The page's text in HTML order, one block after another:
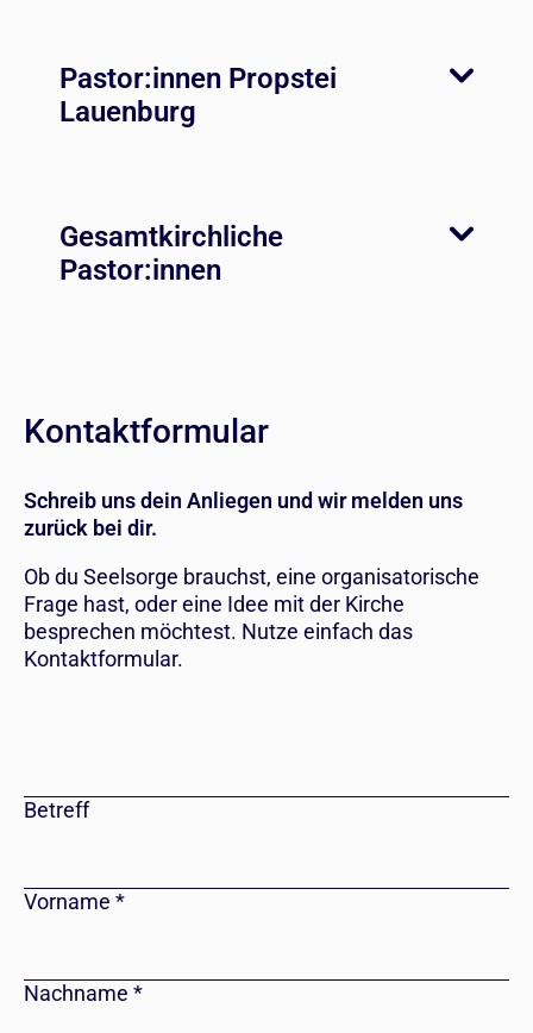
Pastor:innen Propstei
Lauenburg
Gesamtkirchliche
Pastor:innen
Kontaktformular
Schreib uns dein Anliegen und wir melden uns
zurück bei dir.
Ob du Seelsorge brauchst, eine organisatorische
Frage hast, oder eine Idee mit der Kirche
besprechen möchtest. Nutze einfach das
Kontaktformular.
Betreff
Vorname *
Nachname *